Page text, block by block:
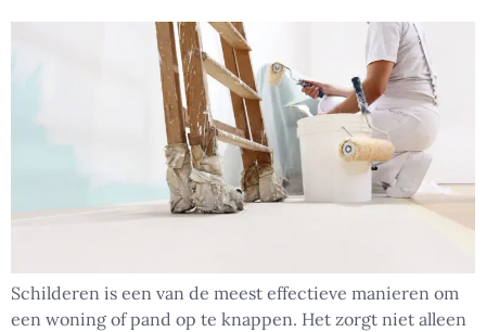
Schilderen is een van de meest effectieve manieren om
een woning of pand op te knappen. Het zorgt niet alleen